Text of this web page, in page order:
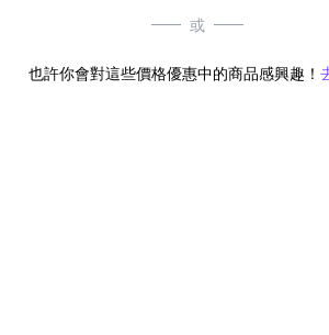
或
也許你會對這些價格優惠中的商品感興趣！